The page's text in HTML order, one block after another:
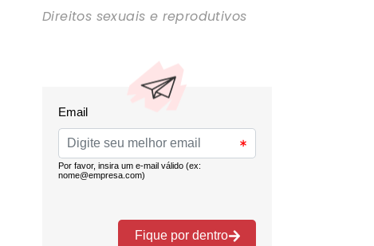
Direitos sexuais e reprodutivos